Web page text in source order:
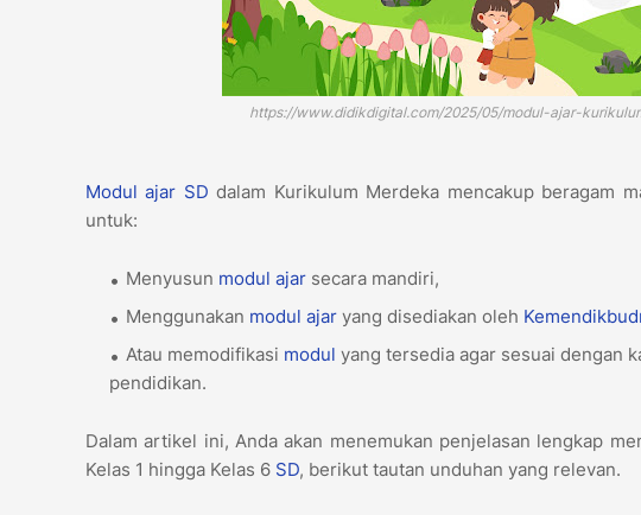
https://www.didikdigital.com/2025/05/modul-ajar-
Modul ajar SD dalam Kurikulum Merdeka mencakup beragam
untuk:
Menyusun modul ajar secara mandiri,
Menggunakan modul ajar yang disediakan oleh
Atau memodifikasi modul yang tersedia agar sesuai dengan
pendidikan.
Dalam artikel ini, Anda akan menemukan penjelasan lengkap
Kelas 1 hingga Kelas 6 SD, berikut tautan unduhan yang relevan.